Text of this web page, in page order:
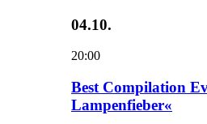
04.10.
20:00
Best Compilation
Lampenfieber«